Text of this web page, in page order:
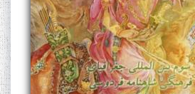
Муъмин Қаноат\Meeting of
young talents with Mumyin
Kanoat